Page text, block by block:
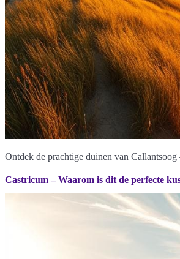
Ontdek de prachtige duinen van
Castricum – Waarom is dit de perfecte